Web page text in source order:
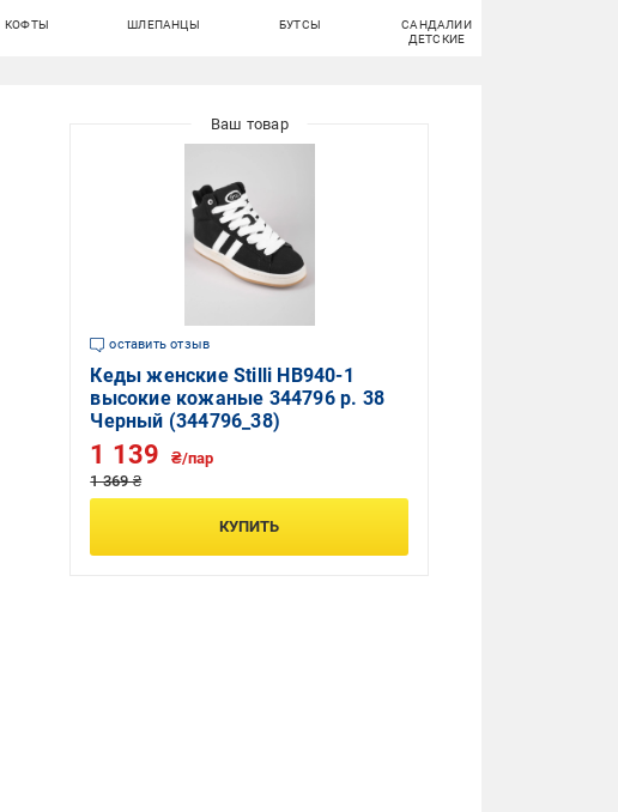
КОФТЫ ШЛЕПАНЦЫ БУТСЫ
САНДАЛИИ
ДЕТСКИЕ
оставить отзыв
Кеды женские Stilli HB940-1
высокие кожаные 344796 р. 38
Черный (344796_38)
1 369 ₴
1 139 ₴/пар
КУПИТЬ